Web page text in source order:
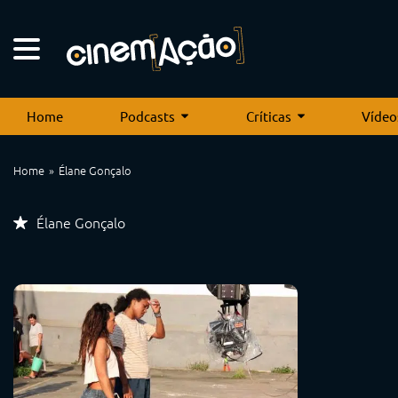
Home Podcasts Críticas
Home Élane Gonçalo
Élane Gonçalo